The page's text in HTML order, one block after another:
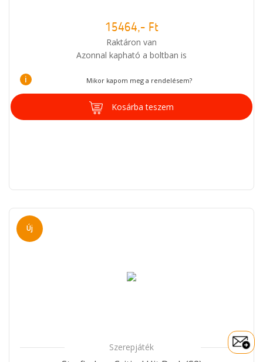
15464,- Ft
Raktáron van
Azonnal kapható a boltban is
i Mikor kapom meg a rendelésem?
Kosárba teszem
Új
Szerepjáték